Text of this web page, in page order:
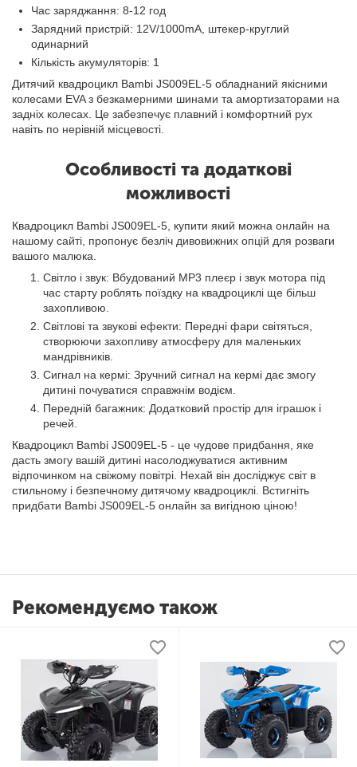
Час заряджання: 8-12 год
Зарядний пристрій: 12V/1000mA, штекер-круглий
одинарний
Кількість акумуляторів: 1
Дитячий квадроцикл Bambi JS009EL-5 обладнаний якісними
колесами EVA з безкамерними шинами та амортизаторами на
задніх колесах. Це забезпечує плавний і комфортний рух
навіть по нерівній місцевості.
Особливості та додаткові
можливості
Квадроцикл Bambi JS009EL-5, купити який можна онлайн на
нашому сайті, пропонує безліч дивовижних опцій для розваги
вашого малюка.
Світло і звук: Вбудований MP3 плеєр і звук мотора під
час старту роблять поїздку на квадроциклі ще більш
захопливою.
Світлові та звукові ефекти: Передні фари світяться,
створюючи захопливу атмосферу для маленьких
мандрівників.
Сигнал на кермі: Зручний сигнал на кермі дає змогу
дитині почуватися справжнім водієм.
Передній багажник: Додатковий простір для іграшок і
речей.
Квадроцикл Bambi JS009EL-5 - це чудове придбання, яке
дасть змогу вашій дитині насолоджуватися активним
відпочинком на свіжому повітрі. Нехай він досліджує світ в
стильному і безпечному дитячому квадроциклі. Встигніть
придбати Bambi JS009EL-5 онлайн за вигідною ціною!
Рекомендуємо також